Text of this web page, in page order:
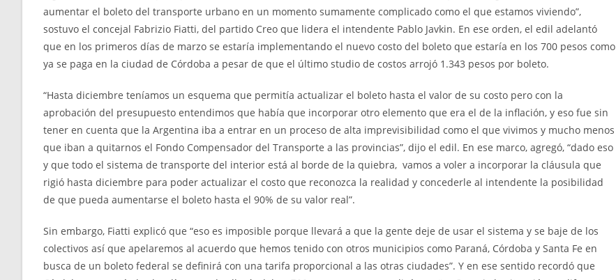
aumentar el boleto del transporte urbano en un momento sumamente complicado como el que estamos viviendo”,
sostuvo el concejal Fabrizio Fiatti, del partido Creo que lidera el intendente Pablo Javkin. En ese orden, el edil adelantó
que en los primeros días de marzo se estaría implementando el nuevo costo del boleto que estaría en los 700 pesos como
ya se paga en la ciudad de Córdoba a pesar de que el último studio de costos arrojó 1.343 pesos por boleto.
“Hasta diciembre teníamos un esquema que permitía actualizar el boleto hasta el valor de su costo pero con la
aprobación del presupuesto entendimos que había que incorporar otro elemento que era el de la inflación, y eso fue sin
tener en cuenta que la Argentina iba a entrar en un proceso de alta imprevisibilidad como el que vivimos y mucho menos
que iban a quitarnos el Fondo Compensador del Transporte a las provincias”, dijo el edil. En ese marco, agregó, “dado eso
y que todo el sistema de transporte del interior está al borde de la quiebra, vamos a voler a incorporar la cláusula que
rigió hasta diciembre para poder actualizar el costo que reconozca la realidad y concederle al intendente la posibilidad
de que pueda aumentarse el boleto hasta el 90% de su valor real”.
Sin embargo, Fiatti explicó que “eso es imposible porque llevará a que la gente deje de usar el sistema y se baje de los
colectivos así que apelaremos al acuerdo que hemos tenido con otros municipios como Paraná, Córdoba y Santa Fe en
busca de un boleto federal se definirá con una tarifa proporcional a las otras ciudades”. Y en ese sentido recordó que